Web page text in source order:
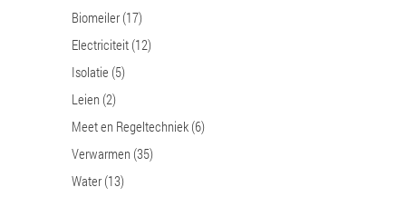
Biomeiler (17)
Electriciteit (12)
Isolatie (5)
Leien (2)
Meet en Regeltechniek (6)
Verwarmen (35)
Water (13)